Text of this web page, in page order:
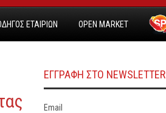
ΕΤΑΙΡΙΩΝ OPEN MARKET
ΕΓΓΡΑΦΗ ΣΤΟ NEWSLETTER
Email